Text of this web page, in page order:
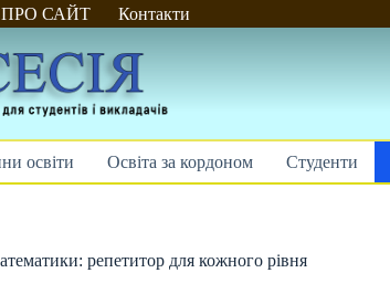
ПРО САЙТ Контакти
освіти Освіта за кордоном Студенти
репетитор для кожного рівня